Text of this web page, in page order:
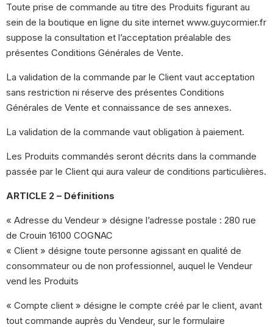
Toute prise de commande au titre des Produits figurant au
sein de la boutique en ligne du site internet www.guycormier.fr
suppose la consultation et l’acceptation préalable des
présentes Conditions Générales de Vente.
La validation de la commande par le Client vaut acceptation
sans restriction ni réserve des présentes Conditions
Générales de Vente et connaissance de ses annexes.
La validation de la commande vaut obligation à paiement.
Les Produits commandés seront décrits dans la commande
passée par le Client qui aura valeur de conditions particulières.
ARTICLE 2 – Définitions
« Adresse du Vendeur » désigne l’adresse postale : 280 rue
de Crouin 16100 COGNAC
« Client » désigne toute personne agissant en qualité de
consommateur ou de non professionnel, auquel le Vendeur
vend les Produits
« Compte client » désigne le compte créé par le client, avant
tout commande auprès du Vendeur, sur le formulaire